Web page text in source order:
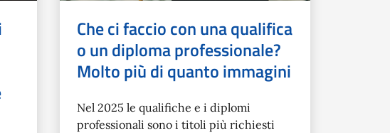
Che ci faccio con una qualifica
o un diploma professionale?
Molto più di quanto immagini
Nel 2025 le qualifiche e i diplomi
professionali sono i titoli più richiesti